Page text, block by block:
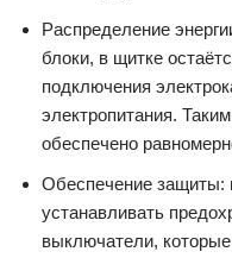
Распределение
блоки, в щитке
подключения
электропитания.
обеспечено
Обеспечение защиты:
устанавливать
выключатели,